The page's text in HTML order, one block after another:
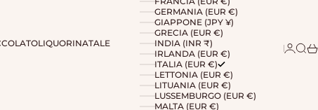
LIQUORINATALE
GERMANIA (EUR €)
GIAPPONE (JPY ¥)
GRECIA (EUR €)
INDIA (INR ₹)
IRLANDA (EUR €)
ITALIA (EUR €)
LETTONIA (EUR €)
LITUANIA (EUR €)
LUSSEMBURGO (EUR €)
MALTA (EUR €)
Accedi